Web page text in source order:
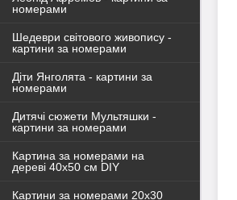
номерами
Шедеври світового живопису -
картини за номерами
Діти Янголята - картини за
номерами
Дитячі сюжети Мультяшки -
картини за номерами
Картина за номерами на
дереві 40х50 см DIY
Картини за номерами 20х30